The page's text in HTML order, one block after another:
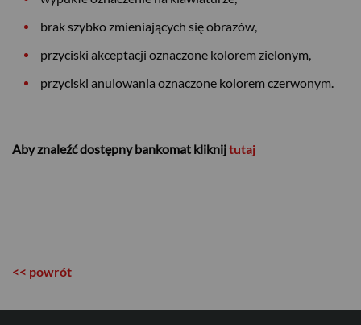
brak szybko zmieniających się obrazów,
przyciski akceptacji oznaczone kolorem zielonym,
przyciski anulowania oznaczone kolorem czerwonym.
Aby znaleźć dostępny bankomat kliknijtutaj
<< powrót
USD